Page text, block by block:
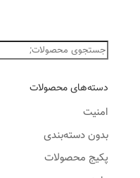
جستجو
دسته‌های محصولات
امنیت
بدون دسته‌بندی
پکیج محصولات